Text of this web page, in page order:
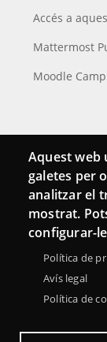
Accés a
Mattermost
Moodle
Connecta
Bustia de
Butlletins
Aquest web
galetes per
analitzar el
mostrat.
configurar-
Política de
Avís legal
Política de